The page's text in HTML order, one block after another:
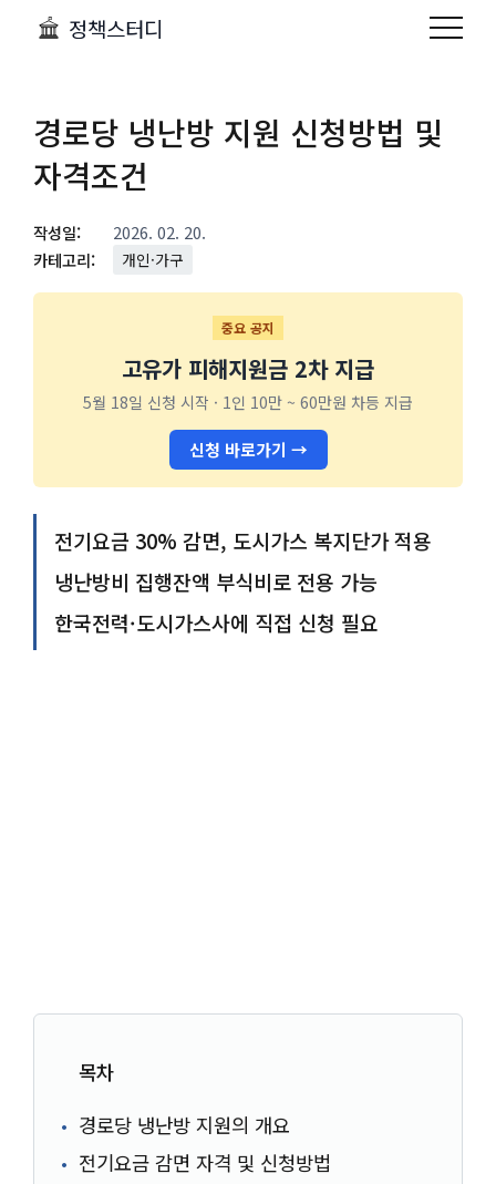
정책스터디
경로당 냉난방 지원 신청방법 및
자격조건
작성일:
2026. 02. 20.
카테고리:
개인·가구
중요 공지
고유가 피해지원금 2차 지급
5월 18일 신청 시작 · 1인 10만 ~ 60만원 차등 지급
신청 바로가기 →
전기요금 30% 감면, 도시가스 복지단가 적용
냉난방비 집행잔액 부식비로 전용 가능
한국전력·도시가스사에 직접 신청 필요
목차
경로당 냉난방 지원의 개요
전기요금 감면 자격 및 신청방법